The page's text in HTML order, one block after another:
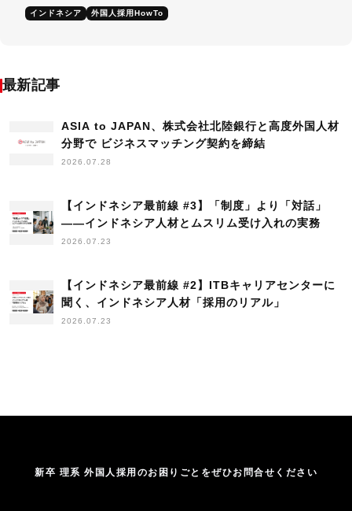
インドネシア 外国人採用HowTo
最新記事
ASIA to JAPAN、株式会社北陸銀行と高度外国人材
分野で ビジネスマッチング契約を締結
2026.07.28
【インドネシア最前線 #3】「制度」より「対話」
——インドネシア人材とムスリム受け入れの実務
2026.07.23
【インドネシア最前線 #2】ITBキャリアセンターに
聞く、インドネシア人材「採用のリアル」
2026.07.23
新卒 理系 外国人採用のお困りごとをぜひお問合せください